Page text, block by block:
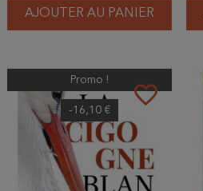
AJOUTER AU PANIER
favorite_border
Promo !
-16,10 €